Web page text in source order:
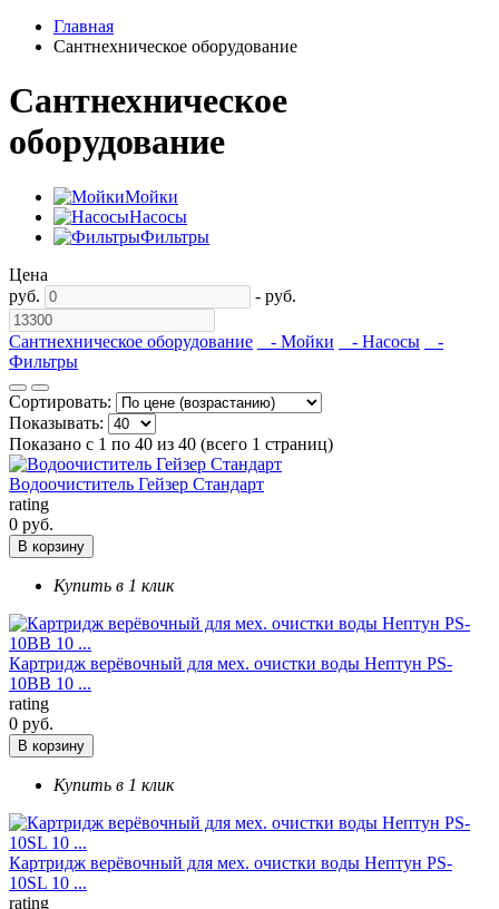
Главная
Сантнехническое оборудование
Сантнехническое
оборудование
Мойки
Насосы
Фильтры
Цена
руб.
- руб.
Сантнехническое оборудование - Мойки - Насосы
-
Фильтры
Сортировать:
Показывать:
Показано с 1 по 40 из 40 (всего 1 страниц)
Водоочиститель Гейзер Стандарт
rating
0 руб.
В корзину
Купить в 1 клик
Картридж верёвочный для мех. очистки воды Нептун PS-
10BB 10 ...
rating
0 руб.
В корзину
Купить в 1 клик
Картридж верёвочный для мех. очистки воды Нептун PS-
10SL 10 ...
rating